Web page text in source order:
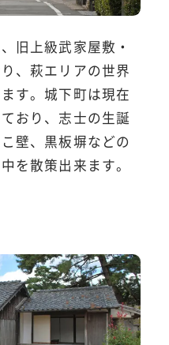
旧上級武家屋敷・
、萩エリアの世界
す。城下町は現在
おり、志士の生誕
壁、黒板塀などの
を散策出来ます。